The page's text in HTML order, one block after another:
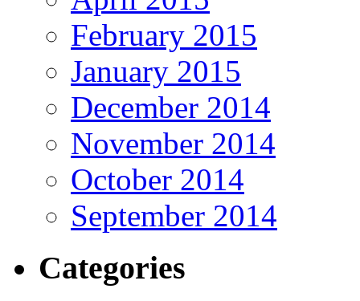
February 2015
January 2015
December 2014
November 2014
October 2014
September 2014
Categories